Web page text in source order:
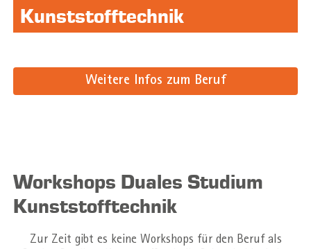
Kunststofftechnik
Weitere Infos zum Beruf
Workshops Duales Studium
Kunststofftechnik
Zur Zeit gibt es keine Workshops für den Beruf als